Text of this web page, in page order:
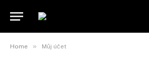
Home » Můj účet